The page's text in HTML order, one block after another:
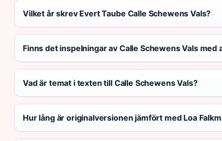
Vilket år skrev Evert Taube Calle Schewens Vals?
Finns det inspelningar av Calle Schewens Vals med
Vad är temat i texten till Calle Schewens Vals?
Hur lång är originalversionen jämfört med Loa